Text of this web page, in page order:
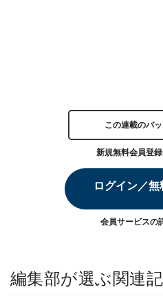
この連載のバ
新規無料会員登
ログイン／
会員サービスの
編集部が選ぶ関連